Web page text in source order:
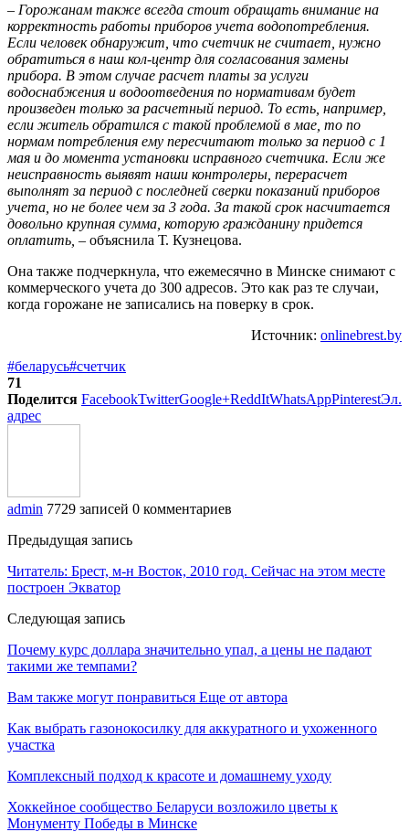
– Горожанам также всегда стоит обращать внимание на
корректность работы приборов учета водопотребления.
Если человек обнаружит, что счетчик не считает, нужно
обратиться в наш кол-центр для согласования замены
прибора. В этом случае расчет платы за услуги
водоснабжения и водоотведения по нормативам будет
произведен только за расчетный период. То есть, например,
если житель обратился с такой проблемой в мае, то по
нормам потребления ему пересчитают только за период с 1
мая и до момента установки исправного счетчика. Если же
неисправность выявят наши контролеры, перерасчет
выполнят за период с последней сверки показаний приборов
учета, но не более чем за 3 года. За такой срок насчитается
довольно крупная сумма, которую гражданину придется
оплатить, – объяснила Т. Кузнецова.
Она также подчеркнула, что ежемесячно в Минске снимают с
коммерческого учета до 300 адресов. Это как раз те случаи,
когда горожане не записались на поверку в срок.
Источник: onlinebrest.by
#беларусь#счетчик
71
Поделится FacebookTwitterGoogle+ReddItWhatsAppPinterestЭл.
адрес
admin 7729 записей 0 комментариев
Предыдущая запись
Читатель: Брест, м-н Восток, 2010 год. Сейчас на этом месте
построен Экватор
Следующая запись
Почему курс доллара значительно упал, а цены не падают
такими же темпами?
Вам также могут понравиться Еще от автора
Как выбрать газонокосилку для аккуратного и ухоженного
участка
Комплексный подход к красоте и домашнему уходу
Хоккейное сообщество Беларуси возложило цветы к
Монументу Победы в Минске